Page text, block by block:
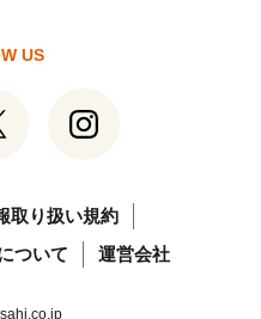
US
取り扱い規約
ついて
運営会社